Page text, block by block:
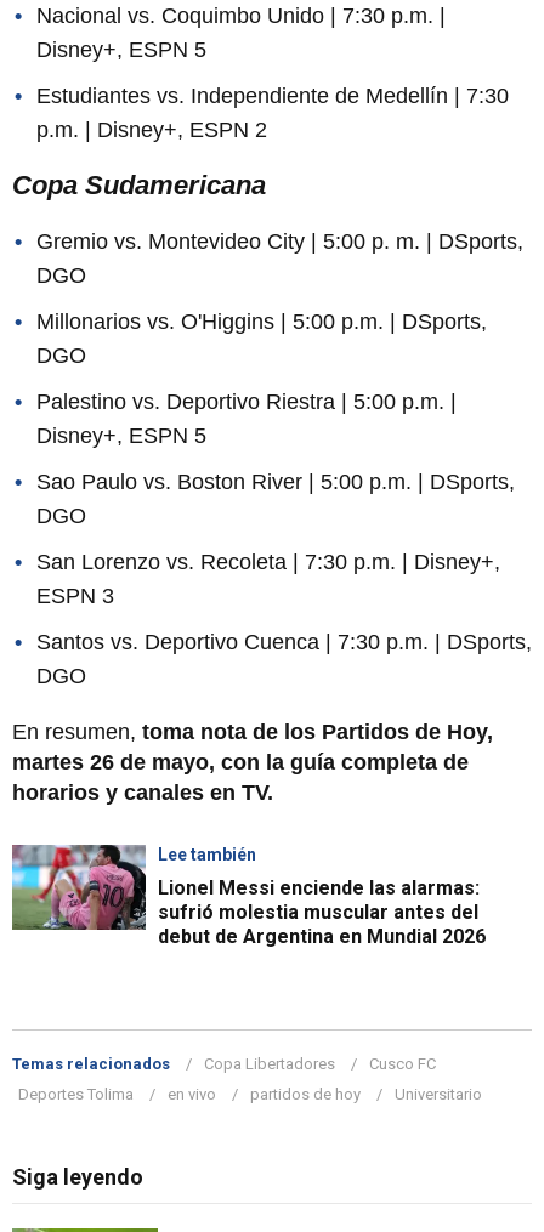
Nacional vs. Coquimbo Unido | 7:30 p.m. |
Disney+, ESPN 5
Estudiantes vs. Independiente de Medellín | 7:30
p.m. | Disney+, ESPN 2
Copa Sudamericana
Gremio vs. Montevideo City | 5:00 p. m. | DSports,
DGO
Millonarios vs. O'Higgins | 5:00 p.m. | DSports,
DGO
Palestino vs. Deportivo Riestra | 5:00 p.m. |
Disney+, ESPN 5
Sao Paulo vs. Boston River | 5:00 p.m. | DSports,
DGO
San Lorenzo vs. Recoleta | 7:30 p.m. | Disney+,
ESPN 3
Santos vs. Deportivo Cuenca | 7:30 p.m. | DSports,
DGO
En resumen, toma nota de los Partidos de Hoy,
martes 26 de mayo, con la guía completa de
horarios y canales en TV.
Lee también
Lionel Messi enciende las alarmas:
sufrió molestia muscular antes del
debut de Argentina en Mundial 2026
Temas relacionados Copa Libertadores
Cusco FC
Deportes Tolima
en vivo partidos de hoy Universitario
Siga leyendo